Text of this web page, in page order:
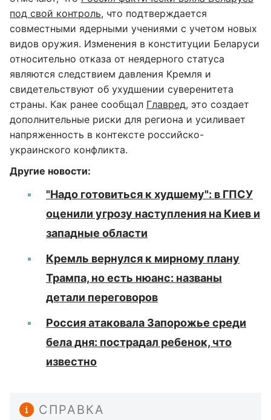
под свой контроль, что подтверждается
совместными ядерными учениями с учетом новых
видов оружия. Изменения в конституции Беларуси
относительно отказа от неядерного статуса
являются следствием давления Кремля и
свидетельствуют об ухудшении суверенитета
страны. Как ранее сообщал Главред, это создает
дополнительные риски для региона и усиливает
напряженность в контексте российско-
украинского конфликта.
Другие новости:
"Надо готовиться к худшему": в ГПСУ
оценили угрозу наступления на Киев и
западные области
Кремль вернулся к мирному плану
Трампа, но есть нюанс: названы
детали переговоров
Россия атаковала Запорожье среди
бела дня: пострадал ребенок, что
известно
СПРАВКА